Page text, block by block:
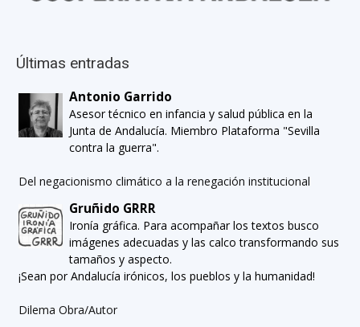
Últimas entradas
Antonio Garrido
Asesor técnico en infancia y salud pública en la
Junta de Andalucía. Miembro Plataforma "Sevilla
contra la guerra".
Del negacionismo climático a la renegación institucional
Gruñido GRRR
Ironía gráfica. Para acompañar los textos busco
imágenes adecuadas y las calco transformando sus
tamaños y aspecto.
¡Sean por Andalucía irónicos, los pueblos y la humanidad!
Dilema Obra/Autor